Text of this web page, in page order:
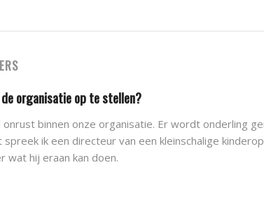
organisatie op te stellen?
binnen onze organisatie. Er wordt onderling
ik een directeur van een kleinschalige
wat hij eraan kan doen.